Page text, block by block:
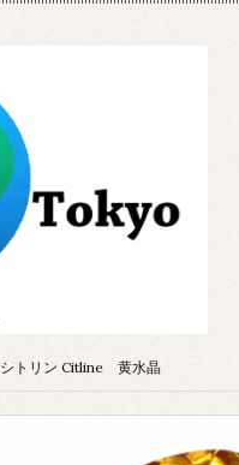
シトリン Citline 黄水晶